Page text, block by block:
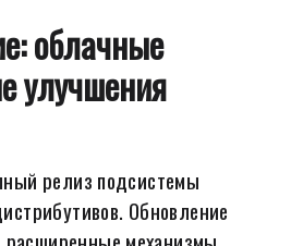
облачные
улучшения
релиз подсистемы
Обновление